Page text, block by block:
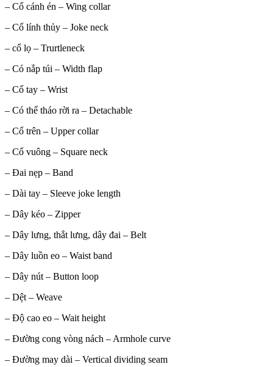
– Cổ cánh én – Wing collar
– Cổ lính thủy – Joke neck
– cổ lọ – Trurtleneck
– Có nắp túi – Width flap
– Cổ tay – Wrist
– Có thể tháo rời ra – Detachable
– Cổ trên – Upper collar
– Cổ vuông – Square neck
– Đai nẹp – Band
– Dài tay – Sleeve joke length
– Dây kéo – Zipper
– Dây lưng, thắt lưng, dây đai – Belt
– Dây luồn eo – Waist band
– Dây nút – Button loop
– Dệt – Weave
– Độ cao eo – Wait height
– Đường cong vòng nách – Armhole curve
– Đường may dài – Vertical dividing seam